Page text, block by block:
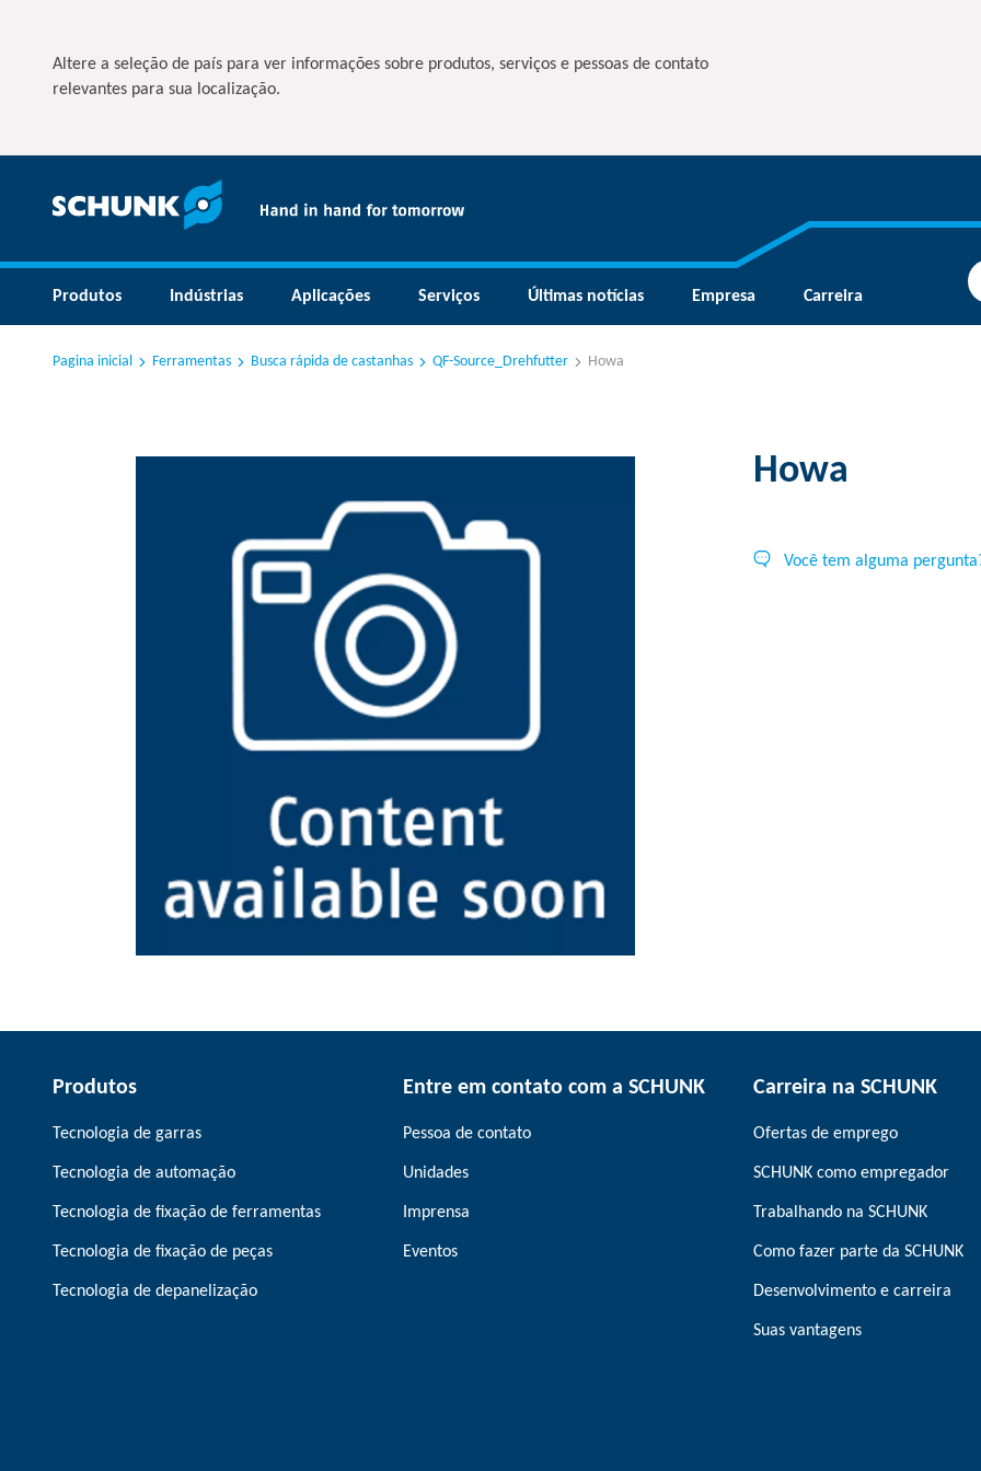
Altere a seleção de país para ver informações sobre produtos, serviços e pessoas de contato
relevantes para sua localização.
Produtos Indústrias Aplicações Serviços Últimas notícias Empresa Carreira
Pagina inicial Ferramentas Busca rápida de castanhas QF-Source_Drehfutter Howa
Howa
Você tem alguma
Produtos
Tecnologia de garras
Tecnologia de automação
Tecnologia de fixação de ferramentas
Tecnologia de fixação de peças
Tecnologia de depanelização
Entre em contato com a SCHUNK
Pessoa de contato
Unidades
Imprensa
Eventos
Carreira na SCHUNK
Ofertas de emprego
SCHUNK como empregador
Trabalhando na SCHUNK
Como fazer parte da SCHUNK
Desenvolvimento e carreira
Suas vantagens